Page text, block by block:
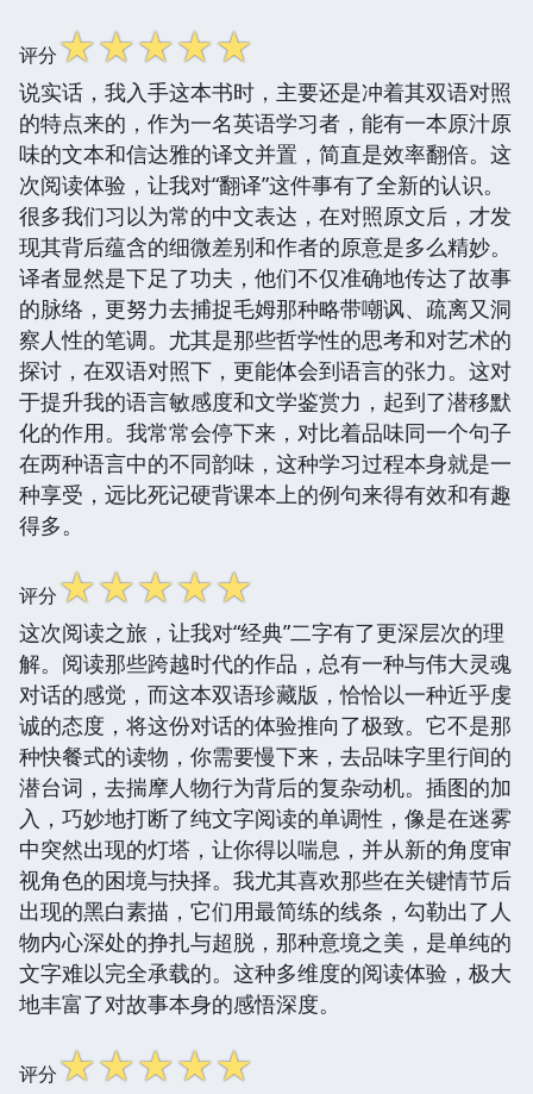
评分☆☆☆☆☆
说实话，我入手这本书时，主要还是冲着其双语对照
的特点来的，作为一名英语学习者，能有一本原汁原
味的文本和信达雅的译文并置，简直是效率翻倍。这
次阅读体验，让我对“翻译”这件事有了全新的认识。
很多我们习以为常的中文表达，在对照原文后，才发
现其背后蕴含的细微差别和作者的原意是多么精妙。
译者显然是下足了功夫，他们不仅准确地传达了故事
的脉络，更努力去捕捉毛姆那种略带嘲讽、疏离又洞
察人性的笔调。尤其是那些哲学性的思考和对艺术的
探讨，在双语对照下，更能体会到语言的张力。这对
于提升我的语言敏感度和文学鉴赏力，起到了潜移默
化的作用。我常常会停下来，对比着品味同一个句子
在两种语言中的不同韵味，这种学习过程本身就是一
种享受，远比死记硬背课本上的例句来得有效和有趣
得多。
评分☆☆☆☆☆
这次阅读之旅，让我对“经典”二字有了更深层次的理
解。阅读那些跨越时代的作品，总有一种与伟大灵魂
对话的感觉，而这本双语珍藏版，恰恰以一种近乎虔
诚的态度，将这份对话的体验推向了极致。它不是那
种快餐式的读物，你需要慢下来，去品味字里行间的
潜台词，去揣摩人物行为背后的复杂动机。插图的加
入，巧妙地打断了纯文字阅读的单调性，像是在迷雾
中突然出现的灯塔，让你得以喘息，并从新的角度审
视角色的困境与抉择。我尤其喜欢那些在关键情节后
出现的黑白素描，它们用最简练的线条，勾勒出了人
物内心深处的挣扎与超脱，那种意境之美，是单纯的
文字难以完全承载的。这种多维度的阅读体验，极大
地丰富了对故事本身的感悟深度。
评分☆☆☆☆☆